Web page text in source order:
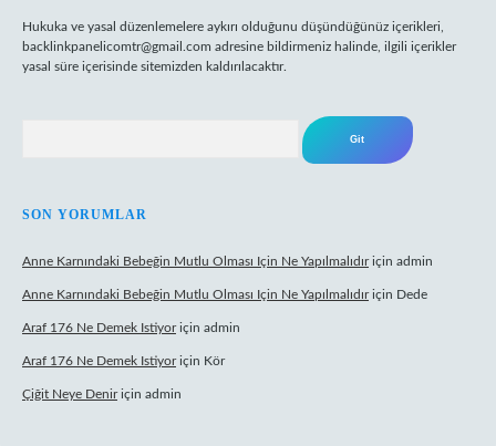
Hukuka ve yasal düzenlemelere aykırı olduğunu düşündüğünüz içerikleri,
backlinkpanelicomtr@gmail.com adresine bildirmeniz halinde, ilgili içerikler
yasal süre içerisinde sitemizden kaldırılacaktır.
SON YORUMLAR
Anne Karnındaki Bebeğin Mutlu Olması Için Ne Yapılmalıdıriçin admin
Anne Karnındaki Bebeğin Mutlu Olması Için Ne Yapılmalıdıriçin Dede
Araf 176 Ne Demek Istiyoriçin admin
Araf 176 Ne Demek Istiyoriçin Kör
Çiğit Neye Deniriçin admin